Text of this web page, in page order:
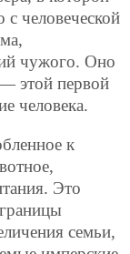
человеческой
чужого. Оно
этой первой
человека.
к
Это
семьи,